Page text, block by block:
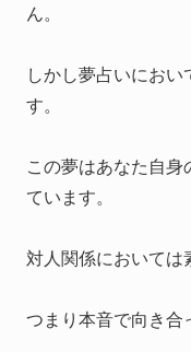
ん。
しかし夢占いにお
す。
この夢はあなた自身
ています。
対人関係においては
つまり本音で向き合